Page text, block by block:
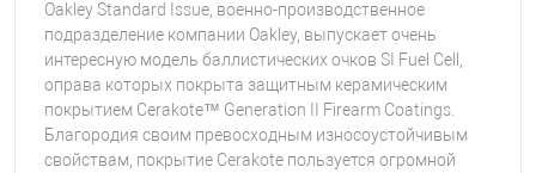
Oakley Standard Issue, военно-производственное
подразделение компании Oakley, выпускает очень
интересную модель баллистических очков SI Fuel Cell,
оправа которых покрыта защитным керамическим
покрытием Cerakote™ Generation II Firearm Coatings.
Благородия своим превосходным износоустойчивым
свойствам, покрытие Cerakote пользуется огромной